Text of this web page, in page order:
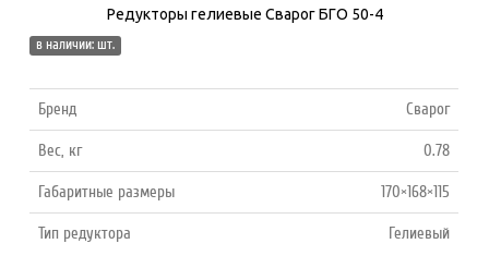
Редукторы гелиевые Сварог БГО 50-4
в наличии: шт.
Бренд Сварог
Вес, кг 0.78
Габаритные размеры 170×168×115
Тип редуктора Гелиевый